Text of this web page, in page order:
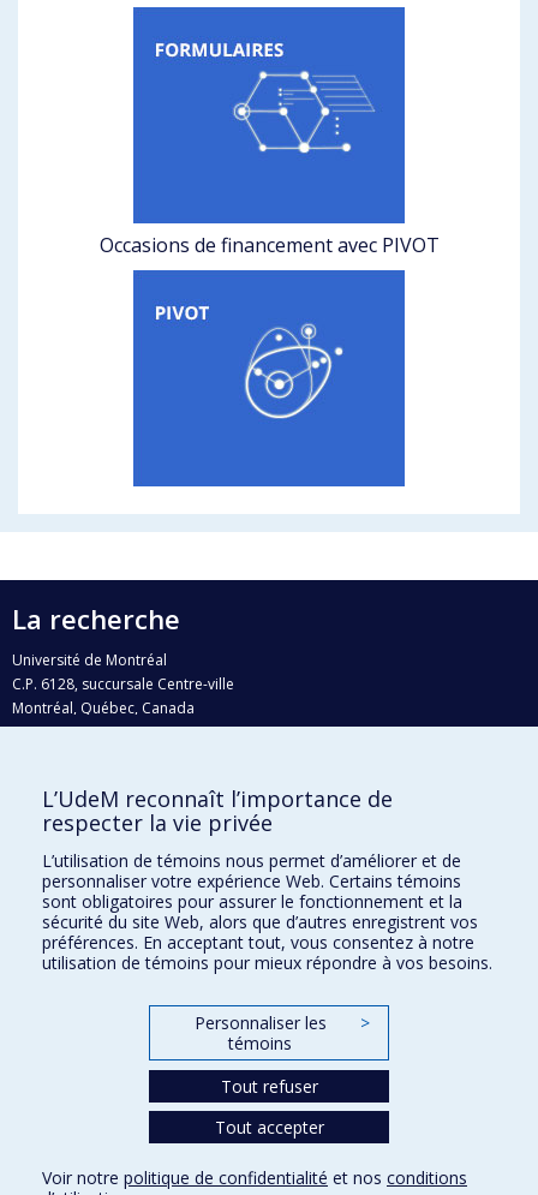
Occasions de financement avec PIVOT
La recherche
Université de Montréal
C.P. 6128, succursale Centre-ville
Montréal, Québec, Canada
H3C 3J7
Qui fait quoi?
Nous trouver
Plan du site
Accessibilité
L’UdeM reconnaît l’importance de
respecter la vie privée
L’utilisation de témoins nous permet d’améliorer et de
personnaliser votre expérience Web. Certains témoins
sont obligatoires pour assurer le fonctionnement et la
sécurité du site Web, alors que d’autres enregistrent vos
préférences. En acceptant tout, vous consentez à notre
utilisation de témoins pour mieux répondre à vos besoins.
Personnaliser les
témoins
>
Tout refuser
Tout accepter
Voir notre politique de confidentialité et nos conditions